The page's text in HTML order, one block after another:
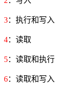
3：执行和写入
4：读取
5：读取和执行
6：读取和写入